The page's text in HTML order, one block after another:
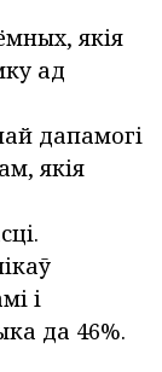
якія
ад
дапамогі
якія
і
да 46%.